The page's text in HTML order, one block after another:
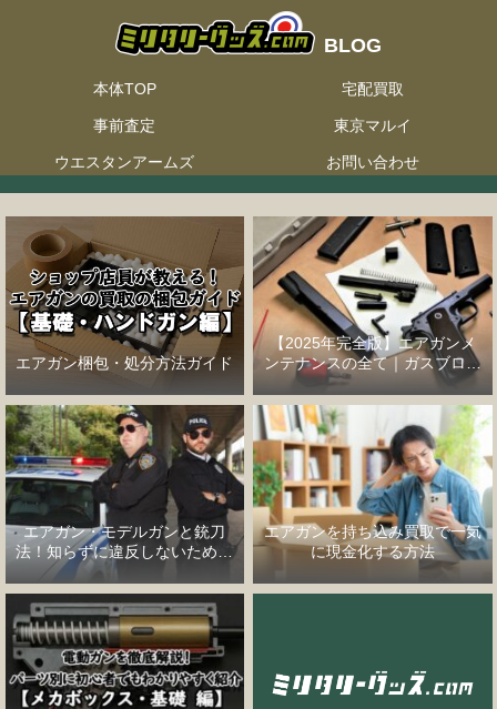
本体TOP 宅配買取
事前査定 東京マルイ
ウエスタンアームズ お問い合わせ
エアガン梱包・処分方法ガイド
【2025年完全版】エアガンメ
ンテナンスの全て｜ガスブロー
バックハンドガン編
エアガン・モデルガンと銃刀
法！知らずに違反しないための
完全ガイド
エアガンを持ち込み買取で一気
に現金化する方法